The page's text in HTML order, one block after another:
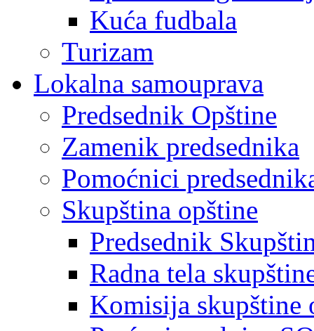
Kuća fudbala
Turizam
Lokalna samouprava
Predsednik Opštine
Zamenik predsednika
Pomoćnici
Skupština opštine
Predsednik
Radna tela
Komisija skupštine